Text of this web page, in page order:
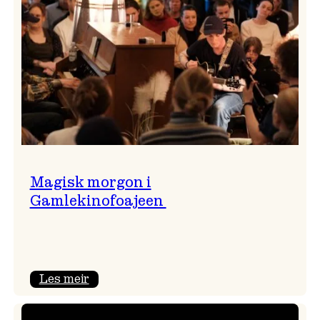
Magisk morgon i
Gamlekinofoajeen
Les meir: